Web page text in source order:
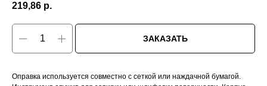
219,86 р.
ЗАКАЗАТЬ
Оправка используется совместно с сеткой или наждачной бумагой.